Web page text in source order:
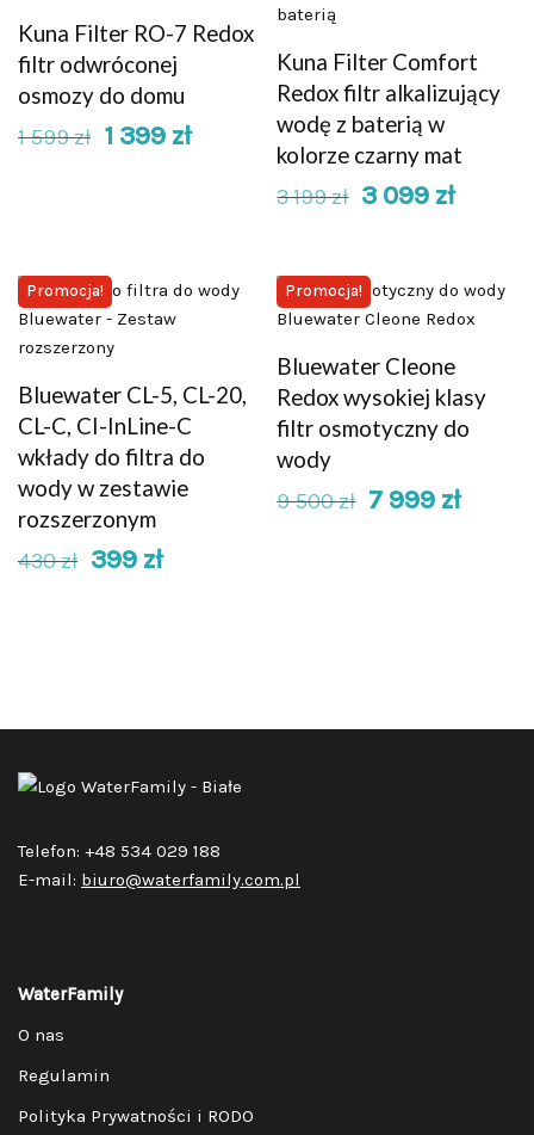
Kuna Filter RO-7 Redox
filtr odwróconej
osmozy do domu
1 599zł 1 399 zł
Kuna Filter Comfort
Redox filtr alkalizujący
wodę z baterią w
kolorze czarny mat
3 199zł 3 099 zł
Promocja!
Bluewater CL-5, CL-20,
CL-C, CI-InLine-C
wkłady do filtra do
wody w zestawie
rozszerzonym
430zł 399 zł
Promocja!
Bluewater Cleone
Redox wysokiej klasy
filtr osmotyczny do
wody
9 500zł 7 999 zł
Telefon: +48 534 029 188
E-mail: biuro@waterfamily.com.pl
WaterFamily
O nas
Regulamin
Polityka Prywatności i RODO